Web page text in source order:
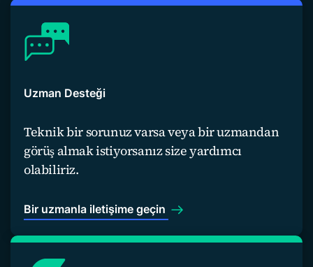
Uzman Desteği
Teknik bir sorunuz varsa veya bir uzmandan
görüş almak istiyorsanız size yardımcı
olabiliriz.
Bir uzmanla iletişime geçin